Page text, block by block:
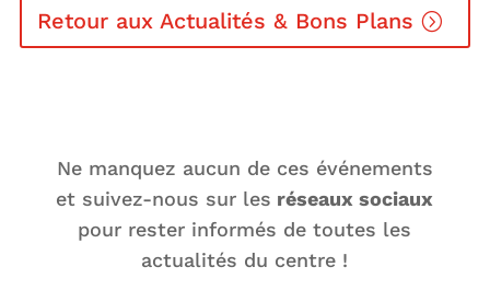
Retour aux Actualités & Bons Plans
Ne manquez aucun de ces événements
et suivez-nous sur les réseaux sociaux
pour rester informés de toutes les
actualités du centre !